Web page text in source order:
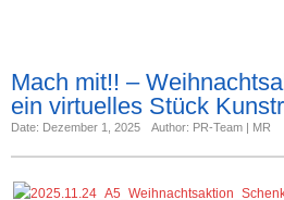
Mach mit!! –
ein virtuelles Stück
Date: Dezember 1, 2025 Author: PR-Team | MR